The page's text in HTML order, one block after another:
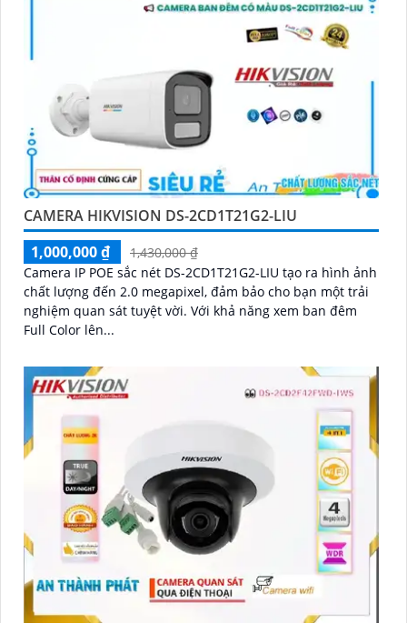
CAMERA HIKVISION DS-2CD1T21G2-LIU
1,000,000 ₫
1,430,000 ₫
Camera IP POE sắc nét DS-2CD1T21G2-LIU tạo ra hình ảnh
chất lượng đến 2.0 megapixel, đảm bảo cho bạn một trải
nghiệm quan sát tuyệt vời. Với khả năng xem ban đêm
Full Color lên...